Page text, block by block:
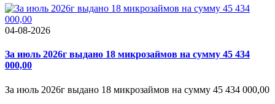
04-08-2026
За июль 2026г выдано 18 микрозаймов на сумму 45 434
000,00
За июль 2026г выдано 18 микрозаймов на сумму 45 434 000,00